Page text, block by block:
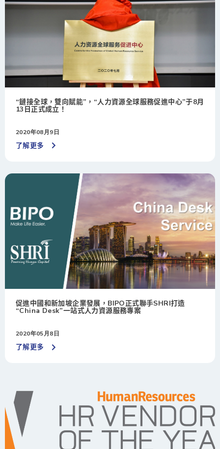
“鏈接全球，雙向賦能”，“人力資源全球服務促進中心”于8月
13日正式成立！
2020年08月9日
了解更多
促進中國和新加坡企業發展，BIPO正式聯手SHRI打造
“China Desk”一站式人力資源服務專案
2020年05月8日
了解更多